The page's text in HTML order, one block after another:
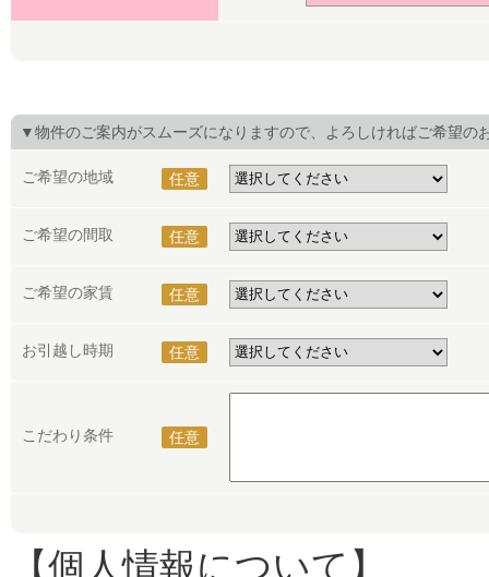
▼物件のご案内がスムーズになりますので、よろしければご希望の
ご希望の地域 任意
ご希望の間取 任意
ご希望の家賃 任意
お引越し時期 任意
こだわり条件 任意
【個人情報について】